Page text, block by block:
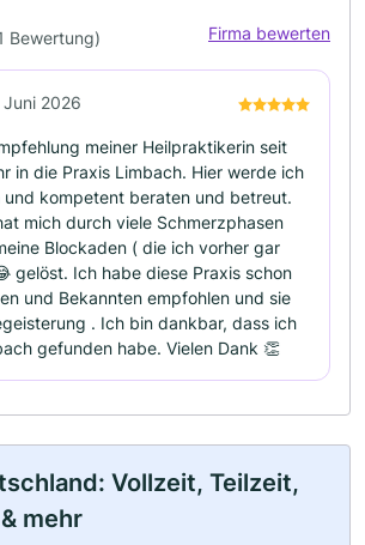
Bewertung) Firma bewerten
Juni 2026
meiner Heilpraktikerin seit
in die Praxis Limbach. Hier werde ich
und kompetent beraten und betreut.
mich durch viele Schmerzphasen
Blockaden ( die ich vorher gar
gelöst. Ich habe diese Praxis schon
und Bekannten empfohlen und sie
. Ich bin dankbar, dass ich
gefunden habe. Vielen Dank 👏
Vollzeit, Teilzeit,
mehr